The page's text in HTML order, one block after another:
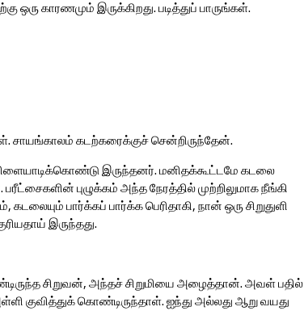
ஒரு காரணமும் இருக்கிறது. படித்துப் பாருங்கள்.
சாயங்காலம் கடற்கரைக்குச் சென்றிருந்தேன்.
இருந்தனர். மனிதக்கூட்டமே கடலை
புழுக்கம் அந்த நேரத்தில் முற்றிலுமாக நீங்கி
பார்க்கப் பார்க்க பெரிதாகி, நான் ஒரு சிறுதுளி
இருந்தது.
சிறுவன், அந்தச் சிறுமியை அழைத்தான். அவள் பதில்
குவித்துக் கொண்டிருந்தாள். ஐந்து அல்லது ஆறு வயது